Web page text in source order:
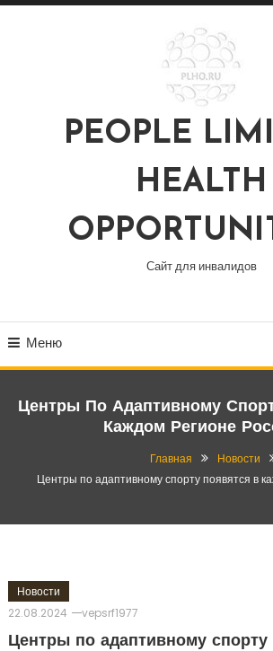
Перейти
PEOPLE
HEALTH
Сайт для инвалидов
Меню
Центры По Адаптивному
Каждом Регионе
Главная
Новости
Центры по адаптивному спорту появятся в
Новости
22.08.2024
vepsrf1977
Центры по адаптивному спорту